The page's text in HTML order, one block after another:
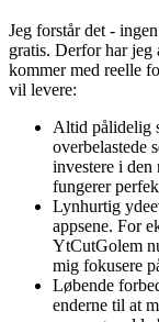
Jeg forstår det -
gratis. Derfor har jeg
kommer med reelle
vil levere:
Altid pålidelig
overbelastede
investere i den
fungerer
Lynhurtig
appsene. For
YtCutGolem
mig fokusere
Løbende
enderne til at